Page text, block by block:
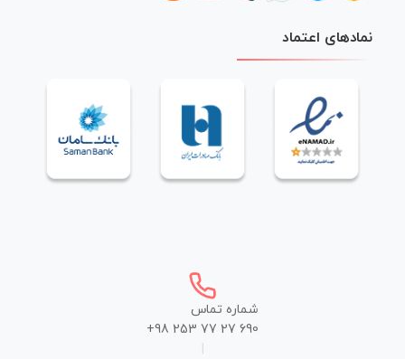
نمادهای اعتماد
شماره تماس
+98 253 77 27 690